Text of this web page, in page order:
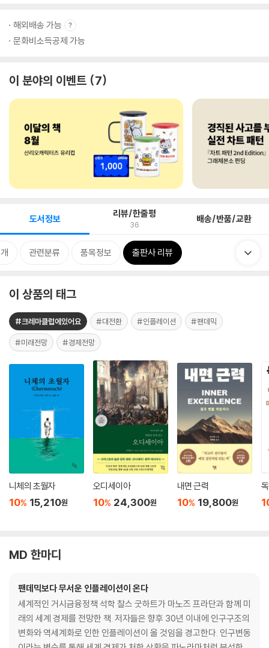
해외배송 가능
문화비소득공제 가능
이 분야의 이벤트 7
도서정보 리뷰/한줄평
36 배송/반품/교환
관련분류 품목정보 출판사 리뷰
이 상품의 태그
#크레마클럽에있어요 #대전환 #인플레이션 #팬데믹
#미래전망 #경제전망
니체의 초월자
10% 15,210원
오디세이아
10% 24,300원
내면 근력
10% 19,800원
MD 한마디
팬데믹보다 무서운 인플레이션이 온다
세계적인 거시금융정책 석학 찰스 굿하트가 마노즈 프라단과 함께 미
래의 세계 경제를 전망한 책. 저자들은 향후 30년 이내에 인구구조의
변화와 역세계화로 인한 인플레이션이 올 것임을 경고한다. 인구변동